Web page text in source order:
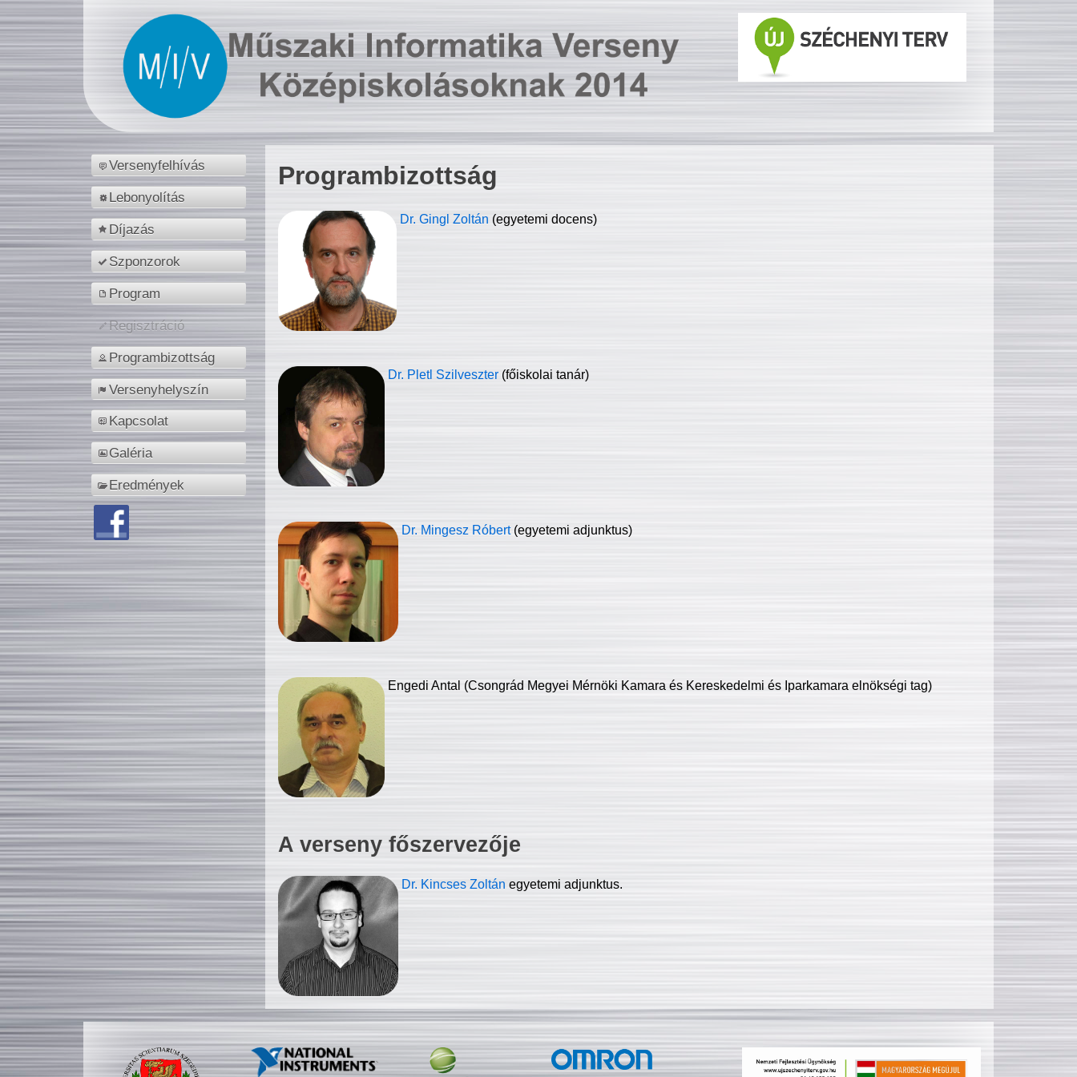
Versenyfelhívás
Lebonyolítás
Díjazás
Szponzorok
Program
Regisztráció
Programbizottság
Versenyhelyszín
Kapcsolat
Galéria
Eredmények
Programbizottság
Dr. Gingl Zoltán (egyetemi docens)
Dr. Pletl Szilveszter (főiskolai tanár)
Dr. Mingesz Róbert (egyetemi adjunktus)
Engedi Antal (Csongrád Megyei Mérnöki Kamara és Kereskedelmi és Iparkamara elnökségi tag)
A verseny főszervezője
Dr. Kincses Zoltán egyetemi adjunktus.